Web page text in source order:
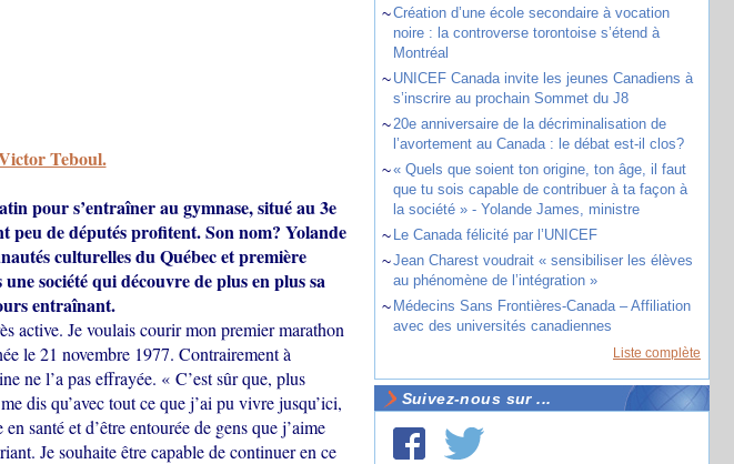
Teboul.
pour s’entraîner au gymnase, situé au 3e
peu de députés profitent. Son nom? Yolande
culturelles du Québec et première
société qui découvre de plus en plus sa
entraînant.
active. Je voulais courir mon premier marathon
le 21 novembre 1977. Contrairement à
ne l’a pas effrayée. « C’est sûr que, plus
dis qu’avec tout ce que j’ai pu vivre jusqu’ici,
santé et d’être entourée de gens que j’aime
Je souhaite être capable de continuer en ce
~Création d’une école secondaire à vocation
noire : la controverse torontoise s’étend à
Montréal
~ UNICEF Canada invite les jeunes Canadiens à
s’inscrire au prochain Sommet du J8
~20e anniversaire de la décriminalisation de
l’avortement au Canada : le débat est-il clos?
~« Quels que soient ton origine, ton âge, il faut
que tu sois capable de contribuer à ta façon à
la société » - Yolande James, ministre
~ Le Canada félicité par l’UNICEF
~Jean Charest voudrait « sensibiliser les élèves
au phénomène de l’intégration »
~ Médecins Sans Frontières-Canada – Affiliation
avec des universités canadiennes
Liste complète
Suivez-nous sur ...